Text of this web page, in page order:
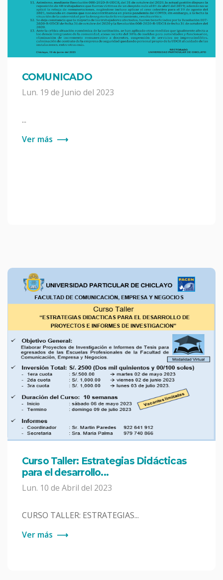
COMUNICADO
Lun. 19 de Junio del 2023
...
Ver más ⟶
Curso Taller: Estrategias Didácticas
para el desarrollo...
Lun. 10 de Abril del 2023
CURSO TALLER: ESTRATEGIAS...
Ver más ⟶